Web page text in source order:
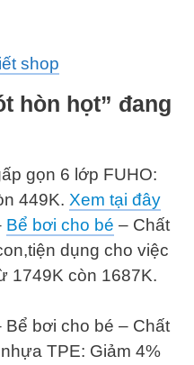
shop
hòn họt” đang
gọn 6 lớp FUHO:
449K. Xem tại đây
Bể bơi cho bé – Chất
dụng cho việc
1749K còn 1687K.
bơi cho bé – Chất
TPE: Giảm 4%